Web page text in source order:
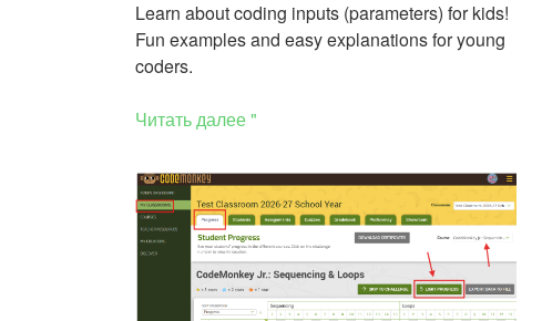
Learn about coding inputs (parameters) for kids!
Fun examples and easy explanations for young
coders.
Читать далее "